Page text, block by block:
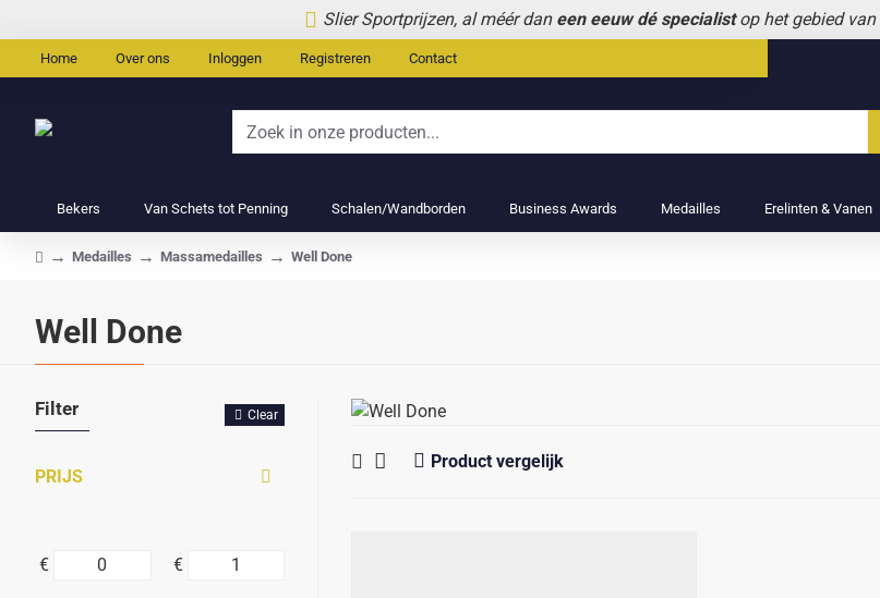
Slier Sportprijzen, al méér dan een eeuw dé specialistop het gebied van
Home Over ons Inloggen Registreren Contact
Zoek
producten...
Bekers Van Schets tot Penning Schalen/Wandborden Business Awards Medailles Erelinten & Vanen
Well Done
Medailles Massamedailles Well Done
Filter Clear
PRIJS
€ €
Product vergelijk